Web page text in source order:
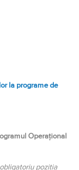
la programe de
Operațional
poziţia